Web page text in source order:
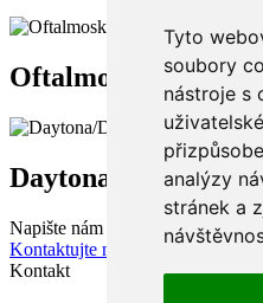
Tyto
soubory
nástroje s
analýzy
stránek a
Oftalmoskopy
Daytona/Daytona
Napište nám
Kontaktujte nás
Kontakt